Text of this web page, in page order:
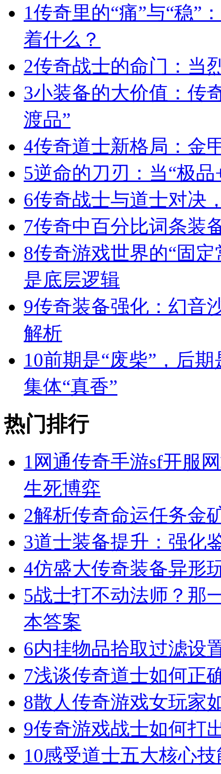
1传奇里的“痛”与“稳”
着什么？
2传奇战士的命门：当
3小装备的大价值：传
渡品”
4传奇道士新格局：金
5逆命的刀刃：当“极
6传奇战士与道士对决
7传奇中百分比词条装
8传奇游戏世界的“固
是底层逻辑
9传奇装备强化：幻音
解析
10前期是“废柴”，后
集体“真香”
热门排行
1 网通传奇手游sf开服
生死博弈
2解析传奇命运任务金
3道士装备提升：强化
4仿盛大传奇装备异形
5战士打不动法师？那
本答案
6内挂物品拾取过滤设
7浅谈传奇道士如何正
8散人传奇游戏女玩家
9传奇游戏战士如何打
10感受道士五大核心